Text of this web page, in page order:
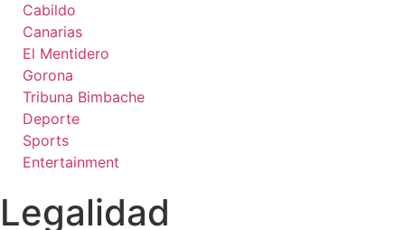
Cabildo
Canarias
El Mentidero
Gorona
Tribuna Bimbache
Deporte
Sports
Entertainment
Legalidad